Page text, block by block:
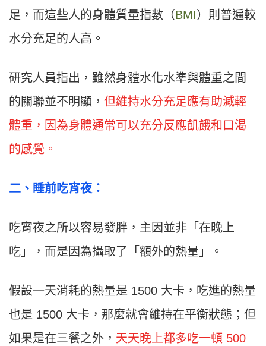
足，而這些人的身體質量指數（BMI）則普遍較
水分充足的人高。
研究人員指出，雖然身體水化水準與體重之間
的關聯並不明顯， 但維持水分充足應有助減輕
體重，因為身體通常可以充分反應飢餓和口渴
的感覺。
二 、 睡前吃宵夜：
吃宵夜之所以容易發胖，主因並非「在晚上
吃」，而是因為攝取了「額外的熱量」。
假設一天消耗的熱量是 1500 大卡，吃進的熱量
也是 1500 大卡，那麼就會維持在平衡狀態；但
如果是在三餐之外， 天天晚上都多吃一頓 500